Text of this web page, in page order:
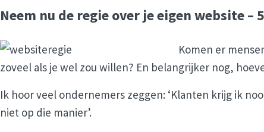
Neem nu de regie over je eigen website –
Komen er
zoveel als je wel zou willen? En belangrijker nog,
Ik hoor veel ondernemers zeggen: ‘Klanten krijg ik
niet op die manier’.